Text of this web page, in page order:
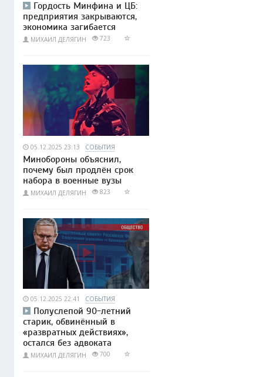
Гордость Минфина и ЦБ:
предприятия закрываются,
экономика загибается
МИХАИЛ ДЕЛЯГИН 723
05.12.2025 23:13 СОБЫТИЯ
Минобороны объяснил,
почему был продлён срок
набора в военные вузы
МИХАИЛ ДЕЛЯГИН 823
05.12.2025 22:41 СОБЫТИЯ
Полуслепой 90-летний
старик, обвинённый в
«развратных действиях»,
остался без адвоката
МИХАИЛ ДЕЛЯГИН 700